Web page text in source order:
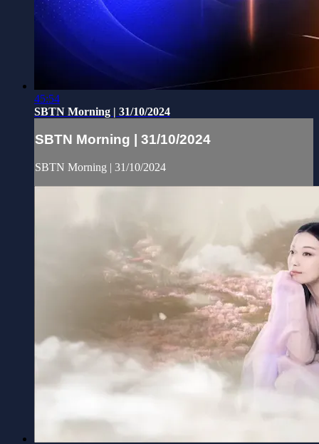
45:54
SBTN Morning | 31/10/2024
SBTN Morning | 31/10/2024
SBTN Morning | 31/10/2024